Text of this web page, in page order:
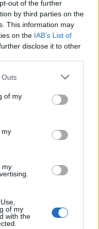
out of the further
by third parties on the
This information may
on the IAB’s List of
disclose it to other
Outs
of my
my
my
of my
with the
πατούσες τους;